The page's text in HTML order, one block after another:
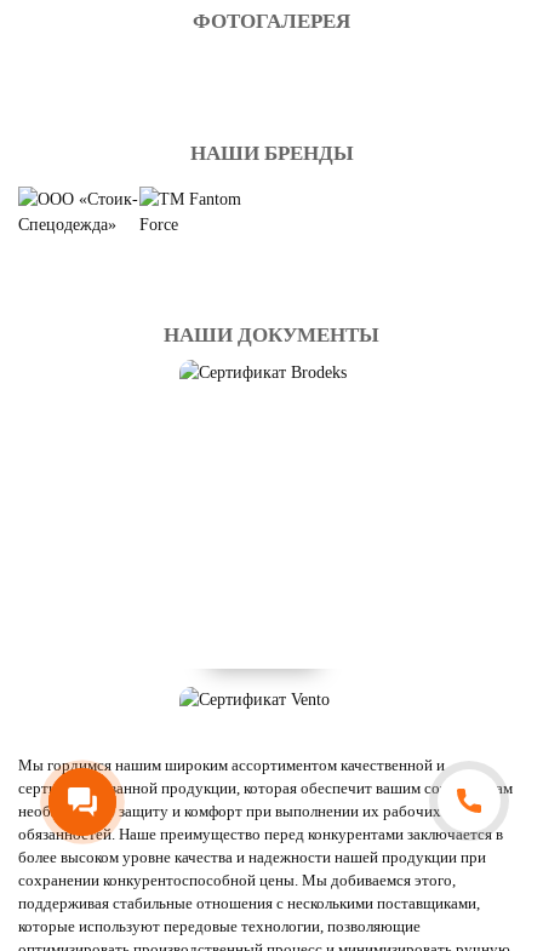
ФОТОГАЛЕРЕЯ
НАШИ БРЕНДЫ
НАШИ ДОКУМЕНТЫ
Мы гордимся нашим широким ассортиментом качественной и
сертифицированной продукции, которая обеспечит вашим сотрудникам
необходимую защиту и комфорт при выполнении их рабочих
обязанностей. Наше преимущество перед конкурентами заключается в
более высоком уровне качества и надежности нашей продукции при
сохранении конкурентоспособной цены. Мы добиваемся этого,
поддерживая стабильные отношения с несколькими поставщиками,
которые используют передовые технологии, позволяющие